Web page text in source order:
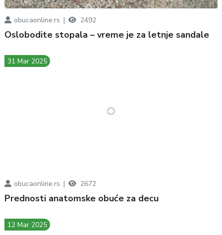
obucaonline.rs 2492
Oslobodite stopala – vreme je za letnje sandale
obucaonline.rs 2672
31 Mar 2025
Prednosti anatomske obuće za decu
12 Mar 2025